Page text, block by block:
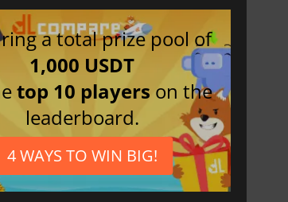
a total prize pool of
1,000 USDT
top 10 players on the
leaderboard.
4 WAYS TO WIN BIG!